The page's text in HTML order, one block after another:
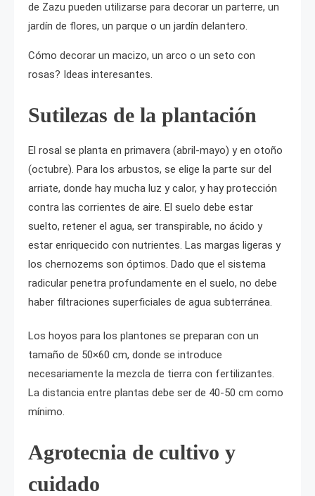
de Zazu pueden utilizarse para decorar un parterre, un
jardín de flores, un parque o un jardín delantero.
Cómo decorar un macizo, un arco o un seto con
rosas? Ideas interesantes.
Sutilezas de la plantación
El rosal se planta en primavera (abril-mayo) y en otoño
(octubre). Para los arbustos, se elige la parte sur del
arriate, donde hay mucha luz y calor, y hay protección
contra las corrientes de aire. El suelo debe estar
suelto, retener el agua, ser transpirable, no ácido y
estar enriquecido con nutrientes. Las margas ligeras y
los chernozems son óptimos. Dado que el sistema
radicular penetra profundamente en el suelo, no debe
haber filtraciones superficiales de agua subterránea.
Los hoyos para los plantones se preparan con un
tamaño de 50×60 cm, donde se introduce
necesariamente la mezcla de tierra con fertilizantes.
La distancia entre plantas debe ser de 40-50 cm como
mínimo.
Agrotecnia de cultivo y
cuidado